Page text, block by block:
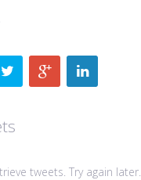
tweets. Try again later.